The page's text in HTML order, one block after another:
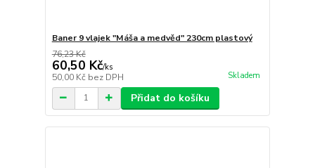
Baner 9 vlajek "Máša a medvěd" 230cm plastový
76,23 Kč
60,50 Kč/ks
50,00 Kč bez DPH Skladem
Přidat do košíku